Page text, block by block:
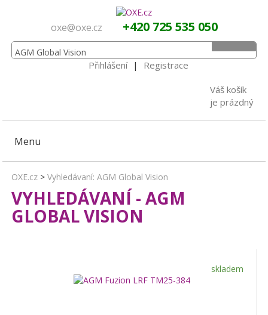
oxe@oxe.cz +420 725 535 050
Přihlášení | Registrace
Váš košík
je prázdný
Menu
OXE.cz >Vyhledávaní: AGM Global Vision
VYHLEDÁVANÍ - AGM
GLOBAL VISION
skladem